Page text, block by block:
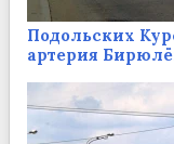
Подольских
артерия